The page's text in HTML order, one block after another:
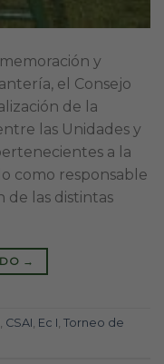
y
el Consejo
de la
las Unidades y
a la
como responsable
de las distintas
→
, CSAI, Ec I, Torneo de